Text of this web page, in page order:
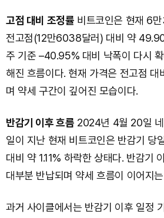
고점 대비 조정률 비트코인은 현재 6
전고점(12만6038달러) 대비 약
주 기준 –40.95% 대비 낙폭이 다시
해진 흐름이다. 현재 가격은 전고점 대
며 약세 구간이 깊어진 모습이다.
반감기 이후 흐름 2024년 4월 20일
일이 지난 현재 비트코인은 반감기 당
대비 약 1.11% 하락한 상태다. 반감기
대부분 반납되며 약세 흐름이 이어지
과거 사이클에서는 반감기 이후 일정